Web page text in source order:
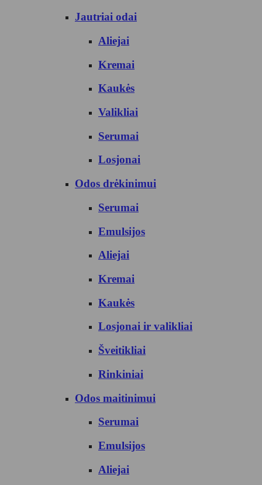
Jautriai odai
Aliejai
Kremai
Kaukės
Valikliai
Serumai
Losjonai
Odos drėkinimui
Serumai
Emulsijos
Aliejai
Kremai
Kaukės
Losjonai ir valikliai
Šveitikliai
Rinkiniai
Odos maitinimui
Serumai
Emulsijos
Aliejai